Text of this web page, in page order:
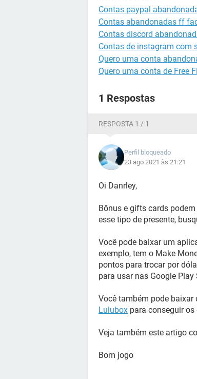
Contas paypal
Contas abandonadas ff
Contas discord
Contas de instagram com
Quero uma conta
Quero uma conta de Free
1 Respostas
RESPOSTA 1 / 1
Perfil bloqueado
23 ago 2021 às 21:21
Oi Danrley,
Bônus e gifts cards
esse tipo de presente,
Você pode baixar um
exemplo, tem o Make
pontos para trocar por
para usar nas Google Play
Você também pode baixar
Lulubox para conseguir
Veja também este artigo
Bom jogo